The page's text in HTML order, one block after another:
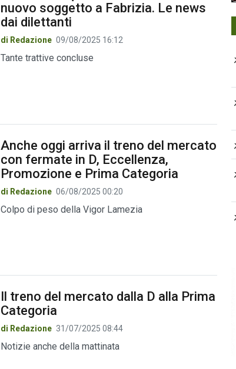
nuovo soggetto a Fabrizia. Le news
dai dilettanti
di Redazione 09/08/2025 16:12
Tante trattive concluse
Anche oggi arriva il treno del mercato
con fermate in D, Eccellenza,
Promozione e Prima Categoria
di Redazione 06/08/2025 00:20
Colpo di peso della Vigor Lamezia
Il treno del mercato dalla D alla Prima
Categoria
di Redazione 31/07/2025 08:44
Notizie anche della mattinata